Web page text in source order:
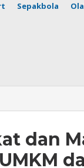
Sepakbola
SINTESA
dan
UMKM